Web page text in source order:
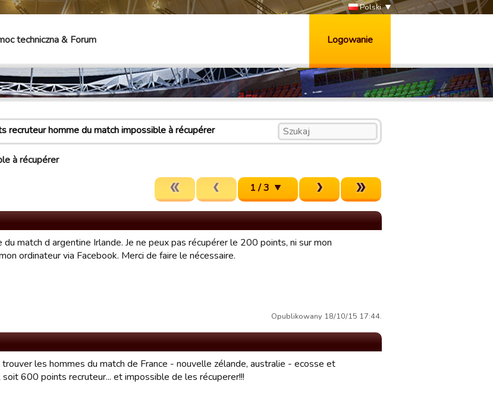
Polski
techniczna & Forum Logowanie
recruteur homme du match impossible à récupérer
à récupérer
1 / 3
du match d argentine Irlande. Je ne peux pas récupérer le 200 points, ni sur mon
ordinateur via Facebook. Merci de faire le nécessaire.
Opublikowany 18/10/15 17:44.
trouver les hommes du match de France - nouvelle zélande, australie - ecosse et
600 points recruteur... et impossible de les récuperer!!!